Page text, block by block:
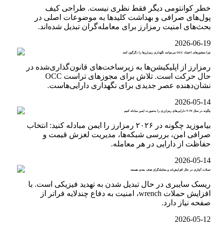
خطر کوانتومی دیگر فقط نظری نیست. طراحی کیف
پول‌های صرافی و بهداشت کلیدها به موضوعات اصلی در
بحث‌های امنیت رمزارز برای معامله‌گران تبدیل شده‌اند.
2026-06-19
چرا منشورهای اعتماد OCC می‌توانند نگهداری رمزارزها را دگرگون کنند
رمزارز از اپلیکیشن‌ها به زیرساخت‌های قانون‌گذاری‌شده در
حال حرکت است. تلاش برای مجوزهای تراست OCC
نشان‌دهنده عصر جدیدی برای نگهداری دارایی‌هاست.
2026-05-14
چگونه در سال ۲۰۲۶ دارایی‌های رمزارزی را به‌صورت ایمن مبادله کنیم
بیاموزید چگونه در ۲۰۲۶ رمزارز را ایمن مبادله کنید: انتخاب
صرافی امن، بررسی شبکه‌ها، مدیریت لغزش قیمت و
حفاظت از دارایی در هر معامله.
2026-05-14
حملات آچاری در حال افزایش‌اند و معامله‌گران هدف بعدی هستند
ریسک سایبری در حال تبدیل شدن به تهدید فیزیکی است. با
افزایش حملات wrench، امنیت به دفاع چندلایه فراتر از
صفحه نیاز دارد.
2026-05-12